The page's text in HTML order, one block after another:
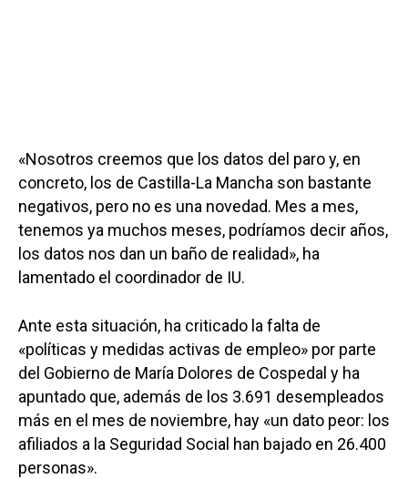
«Nosotros creemos que los datos del paro y, en
concreto, los de Castilla-La Mancha son bastante
negativos, pero no es una novedad. Mes a mes,
tenemos ya muchos meses, podríamos decir años,
los datos nos dan un baño de realidad», ha
lamentado el coordinador de IU.
Ante esta situación, ha criticado la falta de
«políticas y medidas activas de empleo» por parte
del Gobierno de María Dolores de Cospedal y ha
apuntado que, además de los 3.691 desempleados
más en el mes de noviembre, hay «un dato peor: los
afiliados a la Seguridad Social han bajado en 26.400
personas».